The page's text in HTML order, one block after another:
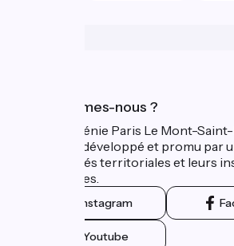
Qui sommes-nous ?
La Véloscénie Paris Le Mont-
itinéraire développé et promu par
collectivités territoriales et leurs
touristiques.
Instagram
Youtube